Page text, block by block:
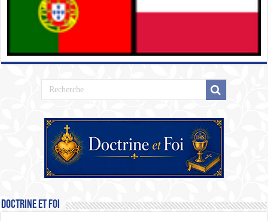
Doctrine et Foi